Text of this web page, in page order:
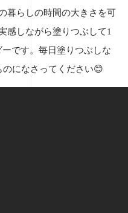
暮らしの時間の大きさを可
感しながら塗りつぶして1
です。毎日塗りつぶしな
になさってください😊